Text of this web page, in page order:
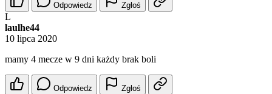
Odpowiedz Zgłoś
L
laulhe44
10 lipca 2020
mamy 4 mecze w 9 dni każdy brak boli
Odpowiedz Zgłoś